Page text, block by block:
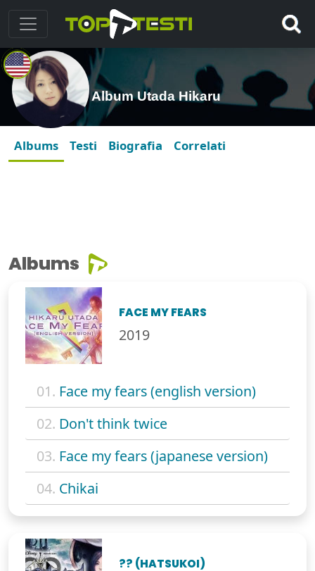
Album Utada Hikaru
Albums Testi Biografia Correlati
Albums
FACE MY FEARS
2019
01. Face my fears (english version)
02. Don't think twice
03. Face my fears (japanese version)
04. Chikai
?? (HATSUKOI)